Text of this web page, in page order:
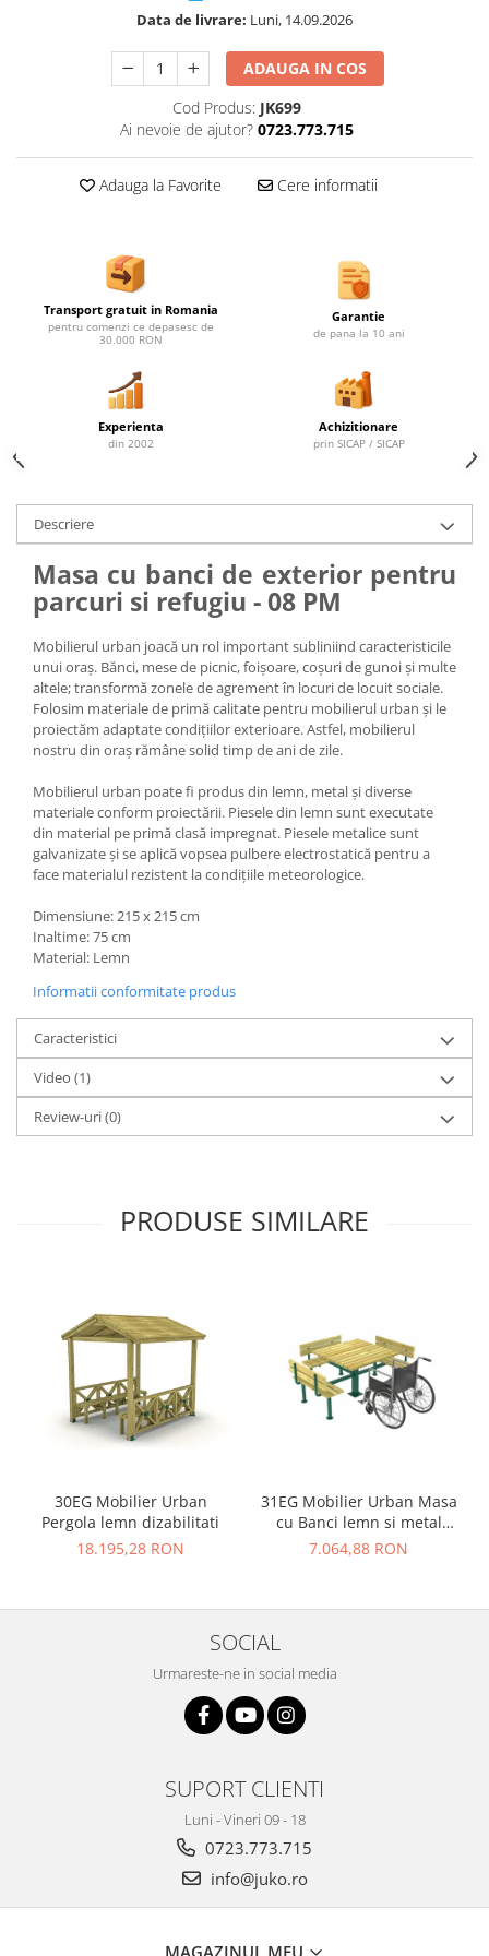
Stalpi / bolarzi de delimitare
Cismea stradala / gradina
Mobilier urban DIZABILITATI
Data de livrare: Luni, 14.09.2026
ADAUGA IN COS
Cod Produs: JK699
Ai nevoie de ajutor? 0723.773.715
Adauga la Favorite Cere informatii
Transport gratuit in Romania
pentru comenzi ce depasesc de
30.000 RON
Garantie
de pana la 10 ani
Experienta
din 2002
Achizitionare
prin SICAP / SICAP
Descriere
Masa cu banci de exterior pentru
parcuri si refugiu - 08 PM
Mobilierul urban joacă un rol important subliniind caracteristicile
unui oraș. Bănci, mese de picnic, foișoare, coșuri de gunoi și multe
altele; transformă zonele de agrement în locuri de locuit sociale.
Folosim materiale de primă calitate pentru mobilierul urban și le
proiectăm adaptate condițiilor exterioare. Astfel, mobilierul
nostru din oraș rămâne solid timp de ani de zile.
Mobilierul urban poate fi produs din lemn, metal și diverse
materiale conform proiectării. Piesele din lemn sunt executate
din material pe primă clasă impregnat. Piesele metalice sunt
galvanizate și se aplică vopsea pulbere electrostatică pentru a
face materialul rezistent la condițiile meteorologice.
Dimensiune: 215 x 215 cm
Inaltime: 75 cm
Material: Lemn
Informatii conformitate produs
Caracteristici
Video (1)
Review-uri(0)
PRODUSE SIMILARE
30EG Mobilier Urban
Pergola lemn dizabilitati
18.195,28 RON
31EG Mobilier Urban Masa
cu Banci lemn si metal
dizabilitati
7.064,88 RON
SOCIAL
Urmareste-ne in social media
SUPORT CLIENTI
Luni - Vineri 09 - 18
0723.773.715
info@juko.ro
MAGAZINUL MEU